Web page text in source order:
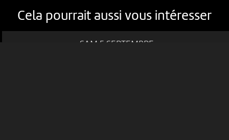
Cela pourrait aussi vous intéresser
SAM 5 SEPTEMBRE